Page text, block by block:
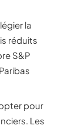
la
réduits
S&P
pour
Les